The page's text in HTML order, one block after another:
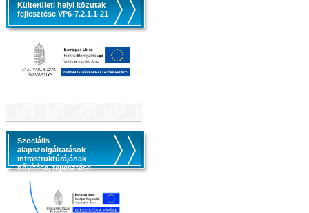
Külterületi helyi közutak
fejlesztése VP6-7.2.1.1-21
Szociális
alapszolgáltatások
infrastruktúrájának
bővítése, fejlesztése